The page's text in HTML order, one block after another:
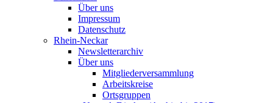
Über uns
Impressum
Datenschutz
Rhein-Neckar
Newsletterarchiv
Über uns
Mitgliederversammlung
Arbeitskreise
Ortsgruppen